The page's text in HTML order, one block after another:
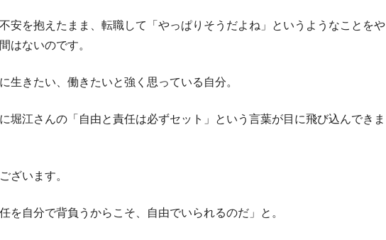
安を抱えたまま、転職して「やっぱりそうだよね」というようなことをや
はないのです。
生きたい、働きたいと強く思っている自分。
堀江さんの「自由と責任は必ずセット」という言葉が目に飛び込んできま
ざいます。
を自分で背負うからこそ、自由でいられるのだ」と。